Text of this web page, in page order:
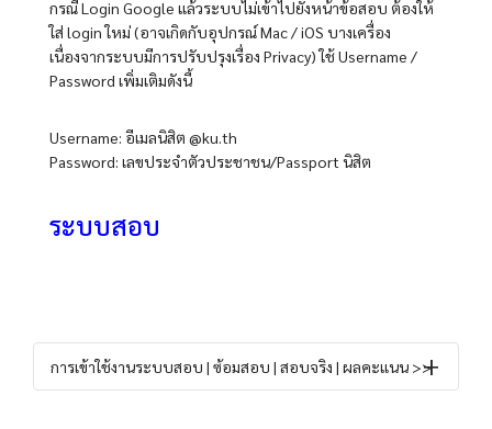
กรณี Login Google แล้วระบบไม่เข้าไปยังหน้าข้อสอบ ต้องให้
ใส่ login ใหม่ (อาจเกิดกับอุปกรณ์ Mac / iOS บางเครื่อง
เนื่องจากระบบมีการปรับปรุงเรื่อง Privacy) ใช้ Username /
Password เพิ่มเติมดังนี้
Username: อีเมลนิสิต @ku.th
Password: เลขประจำตัวประชาชน/Passport นิสิต
ระบบสอบ
การเข้าใช้งานระบบสอบ | ซ้อมสอบ | สอบจริง | ผลคะแนน >>